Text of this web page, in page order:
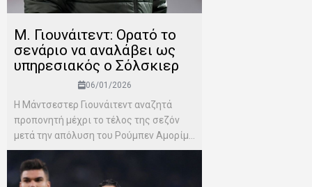
Μ. Γιουνάιτεντ: Ορατό το
σενάριο να αναλάβει ως
υπηρεσιακός ο Σόλσκιερ
06/01/2026
Η Μάντσεστερ Γιουνάιτεντ αναζητά
προπονητή μέχρι το τέλος της σεζόν
μετά την απόλυση του Ρούμπεν Αμορίμ...